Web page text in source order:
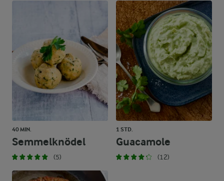
40 MIN.
Semmelknödel
(5)
1 STD.
Guacamole
(12)